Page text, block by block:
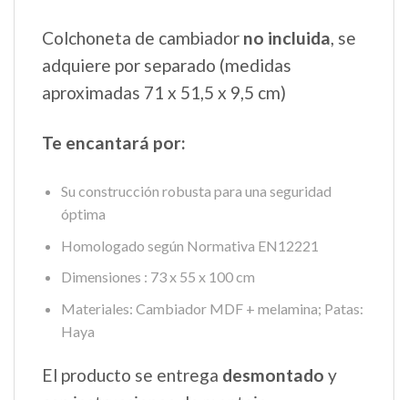
Colchoneta de cambiador no incluida, se
adquiere por separado (medidas
aproximadas 71 x 51,5 x 9,5 cm)
Te encantará por:
Su construcción robusta para una seguridad
óptima
Homologado según Normativa EN12221
Dimensiones : 73 x 55 x 100 cm
Materiales: Cambiador MDF + melamina; Patas:
Haya
El producto se entrega desmontado y